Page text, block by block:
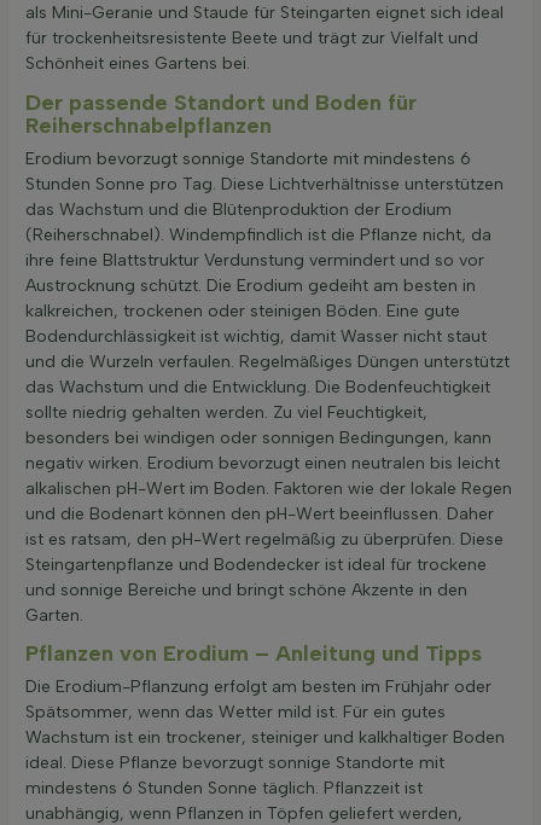
als Mini-Geranie und Staude für Steingarten eignet sich ideal
für trockenheitsresistente Beete und trägt zur Vielfalt und
Schönheit eines Gartens bei.
Der passende Standort und Boden für
Reiherschnabelpflanzen
Erodium bevorzugt sonnige Standorte mit mindestens 6
Stunden Sonne pro Tag. Diese Lichtverhältnisse unterstützen
das Wachstum und die Blütenproduktion der Erodium
(Reiherschnabel). Windempfindlich ist die Pflanze nicht, da
ihre feine Blattstruktur Verdunstung vermindert und so vor
Austrocknung schützt. Die Erodium gedeiht am besten in
kalkreichen, trockenen oder steinigen Böden. Eine gute
Bodendurchlässigkeit ist wichtig, damit Wasser nicht staut
und die Wurzeln verfaulen. Regelmäßiges Düngen unterstützt
das Wachstum und die Entwicklung. Die Bodenfeuchtigkeit
sollte niedrig gehalten werden. Zu viel Feuchtigkeit,
besonders bei windigen oder sonnigen Bedingungen, kann
negativ wirken. Erodium bevorzugt einen neutralen bis leicht
alkalischen pH-Wert im Boden. Faktoren wie der lokale Regen
und die Bodenart können den pH-Wert beeinflussen. Daher
ist es ratsam, den pH-Wert regelmäßig zu überprüfen. Diese
Steingartenpflanze und Bodendecker ist ideal für trockene
und sonnige Bereiche und bringt schöne Akzente in den
Garten.
Pflanzen von Erodium – Anleitung und Tipps
Die Erodium-Pflanzung erfolgt am besten im Frühjahr oder
Spätsommer, wenn das Wetter mild ist. Für ein gutes
Wachstum ist ein trockener, steiniger und kalkhaltiger Boden
ideal. Diese Pflanze bevorzugt sonnige Standorte mit
mindestens 6 Stunden Sonne täglich. Pflanzzeit ist
unabhängig, wenn Pflanzen in Töpfen geliefert werden,